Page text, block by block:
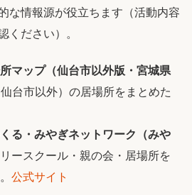
な情報源が役立ちます（活動内容
ださい）。
マップ（仙台市以外版・宮城県
仙台市以外）の居場所をまとめた
る・みやぎネットワーク（みや
ースクール・親の会・居場所を
公式サイト